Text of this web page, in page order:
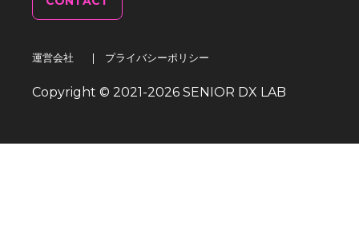
運営会社 | プライバシーポリシー
Copyright © 2021-2026 SENIOR DX LAB